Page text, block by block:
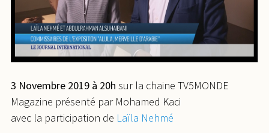
3 Novembre 2019 à 20h sur la chaine TV5MONDE
Magazine présenté par Mohamed Kaci
avec la participation de Laïla Nehmé